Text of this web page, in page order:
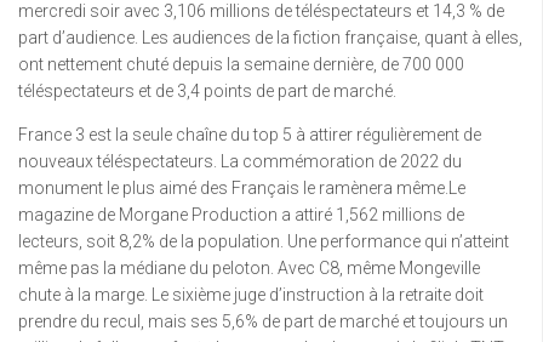
mercredi soir avec 3,106 millions de téléspectateurs et 14,3 % de
part d’audience. Les audiences de la fiction française, quant à elles,
ont nettement chuté depuis la semaine dernière, de 700 000
téléspectateurs et de 3,4 points de part de marché.
France 3 est la seule chaîne du top 5 à attirer régulièrement de
nouveaux téléspectateurs. La commémoration de 2022 du
monument le plus aimé des Français le ramènera même.Le
magazine de Morgane Production a attiré 1,562 millions de
lecteurs, soit 8,2% de la population. Une performance qui n’atteint
même pas la médiane du peloton. Avec C8, même Mongeville
chute à la marge. Le sixième juge d’instruction à la retraite doit
prendre du recul, mais ses 5,6% de part de marché et toujours un